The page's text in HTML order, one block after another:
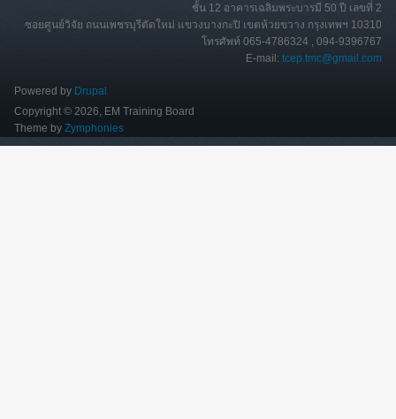
ชั้น 12 อาคารเฉลิมพระบารมี 50 ปี เลขที่ 2
ซอยศูนย์วิจัย ถนนเพชรบุรีตัดใหม่ แขวงบางกะปิ เขตห้วยขวาง กรุงเทพฯ 10310
โทรศัพท์ 065-4786324 , 094-9396767
E-mail:tcep.tmc@gmail.com
Powered by Drupal
Copyright © 2026, EM Training Board
Theme by Zymphonies